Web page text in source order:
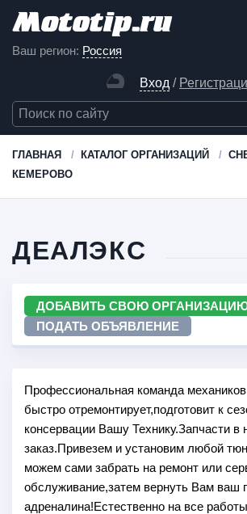
Ваш регион: Россия
Вход /
ГЛАВНАЯ КАТАЛОГ ОРГАНИЗАЦИЙ
КЕМЕРОВО
ДЕАЛЭКС
ДОБАВИТЬ СВОЮ
ПОДАТЬ ОБЪЯВЛЕНИЕ
Профессиональная команда механиков
быстро отремонтирует,подготовит к
консервации Вашу Технику.Запчасти в
заказ.Привезем и установим любой
можем сами забрать на ремонт или
обслуживание,затем вернуть Вам ваш
адреналина!Естественно на все